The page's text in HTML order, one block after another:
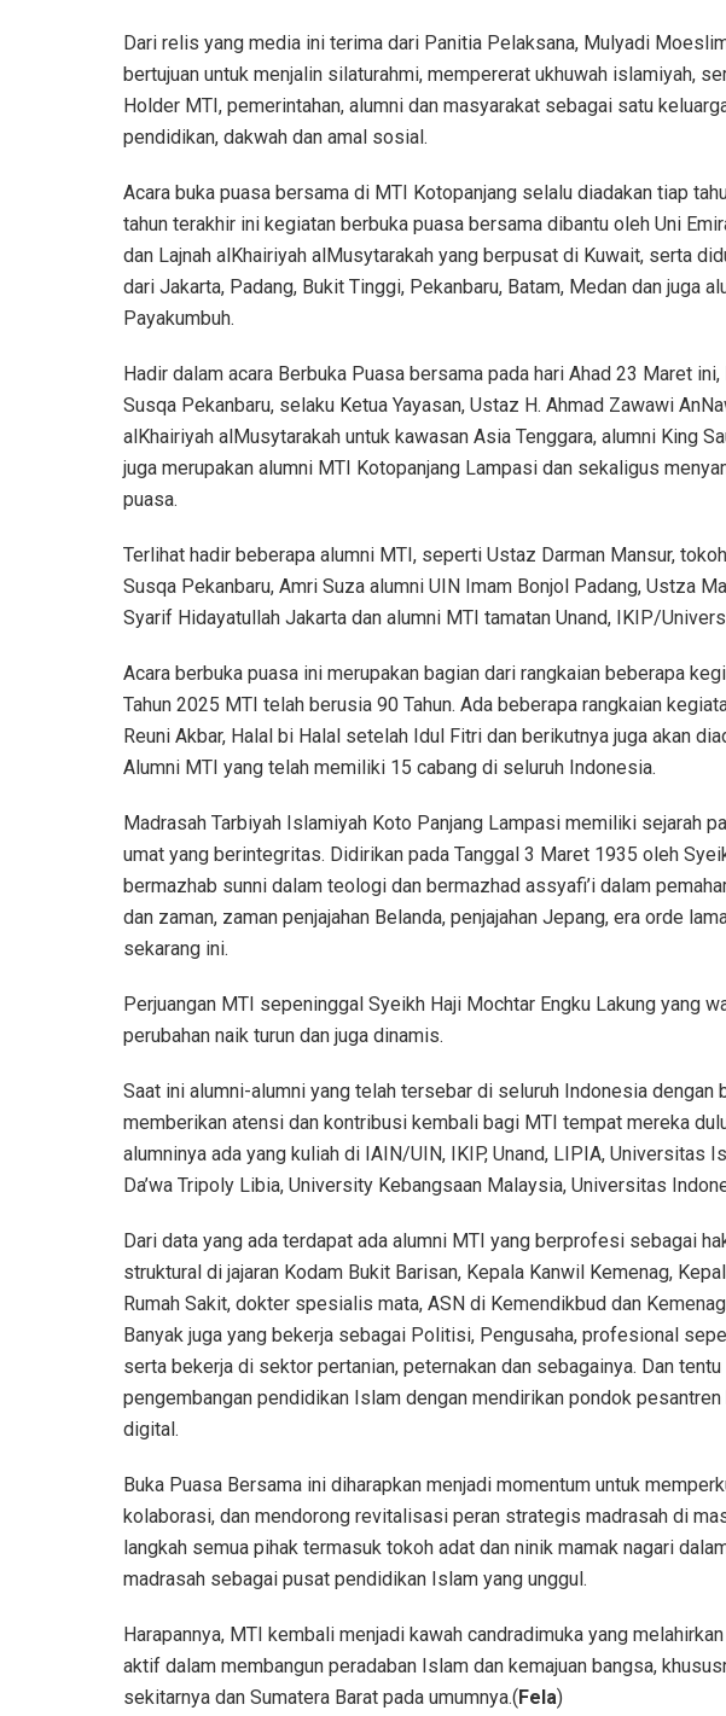
Dari relis yang media ini terima dari Panitia Pelaksana, Mulyadi
bertujuan untuk menjalin silaturahmi, mempererat ukhuwah islamiyah,
Holder MTI, pemerintahan, alumni dan masyarakat sebagai satu
pendidikan, dakwah dan amal sosial.
Acara buka puasa bersama di MTI Kotopanjang selalu diadakan tiap
tahun terakhir ini kegiatan berbuka puasa bersama dibantu oleh Uni
dan Lajnah alKhairiyah alMusytarakah yang berpusat di Kuwait, serta
dari Jakarta, Padang, Bukit Tinggi, Pekanbaru, Batam, Medan dan juga
Payakumbuh.
Hadir dalam acara Berbuka Puasa bersama pada hari Ahad 23 Maret
Susqa Pekanbaru, selaku Ketua Yayasan, Ustaz H. Ahmad Zawawi
alKhairiyah alMusytarakah untuk kawasan Asia Tenggara, alumni King
juga merupakan alumni MTI Kotopanjang Lampasi dan sekaligus
puasa.
Terlihat hadir beberapa alumni MTI, seperti Ustaz Darman Mansur,
Susqa Pekanbaru, Amri Suza alumni UIN Imam Bonjol Padang, Ustza
Syarif Hidayatullah Jakarta dan alumni MTI tamatan Unand, IKIP/
Acara berbuka puasa ini merupakan bagian dari rangkaian beberapa
Tahun 2025 MTI telah berusia 90 Tahun. Ada beberapa rangkaian
Reuni Akbar, Halal bi Halal setelah Idul Fitri dan berikutnya juga akan
Alumni MTI yang telah memiliki 15 cabang di seluruh Indonesia.
Madrasah Tarbiyah Islamiyah Koto Panjang Lampasi memiliki sejarah
umat yang berintegritas. Didirikan pada Tanggal 3 Maret 1935 oleh
bermazhab sunni dalam teologi dan bermazhad assyafi’i dalam
dan zaman, zaman penjajahan Belanda, penjajahan Jepang, era orde
sekarang ini.
Perjuangan MTI sepeninggal Syeikh Haji Mochtar Engku Lakung yang
perubahan naik turun dan juga dinamis.
Saat ini alumni-alumni yang telah tersebar di seluruh Indonesia
memberikan atensi dan kontribusi kembali bagi MTI tempat mereka
alumninya ada yang kuliah di IAIN/UIN, IKIP, Unand, LIPIA, Universitas
Da’wa Tripoly Libia, University Kebangsaan Malaysia, Universitas
Dari data yang ada terdapat ada alumni MTI yang berprofesi sebagai
struktural di jajaran Kodam Bukit Barisan, Kepala Kanwil Kemenag,
Rumah Sakit, dokter spesialis mata, ASN di Kemendikbud dan
Banyak juga yang bekerja sebagai Politisi, Pengusaha, profesional
serta bekerja di sektor pertanian, peternakan dan sebagainya. Dan
pengembangan pendidikan Islam dengan mendirikan pondok
digital.
Buka Puasa Bersama ini diharapkan menjadi momentum untuk
kolaborasi, dan mendorong revitalisasi peran strategis madrasah di
langkah semua pihak termasuk tokoh adat dan ninik mamak nagari
madrasah sebagai pusat pendidikan Islam yang unggul.
Harapannya, MTI kembali menjadi kawah candradimuka yang
aktif dalam membangun peradaban Islam dan kemajuan bangsa,
sekitarnya dan Sumatera Barat pada umumnya.(Fela)